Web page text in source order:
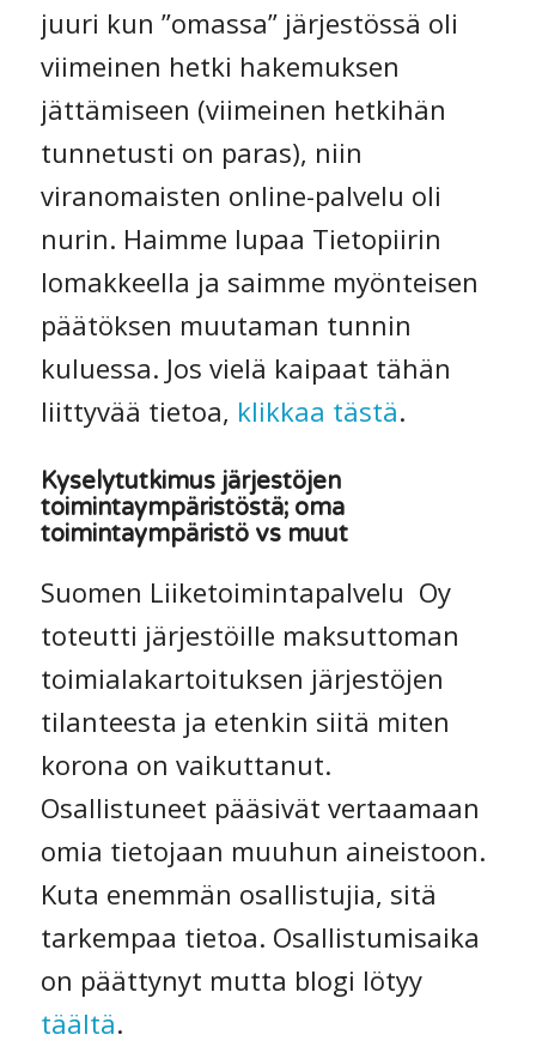
juuri kun ”omassa” järjestössä oli
viimeinen hetki hakemuksen
jättämiseen (viimeinen hetkihän
tunnetusti on paras), niin
viranomaisten online-palvelu oli
nurin. Haimme lupaa Tietopiirin
lomakkeella ja saimme myönteisen
päätöksen muutaman tunnin
kuluessa. Jos vielä kaipaat tähän
liittyvää tietoa, klikkaa tästä.
Kyselytutkimus järjestöjen
toimintaympäristöstä; oma
toimintaympäristö vs muut
Suomen Liiketoimintapalvelu Oy
toteutti järjestöille maksuttoman
toimialakartoituksen järjestöjen
tilanteesta ja etenkin siitä miten
korona on vaikuttanut.
Osallistuneet pääsivät vertaamaan
omia tietojaan muuhun aineistoon.
Kuta enemmän osallistujia, sitä
tarkempaa tietoa. Osallistumisaika
on päättynyt mutta blogi lötyy
täältä.